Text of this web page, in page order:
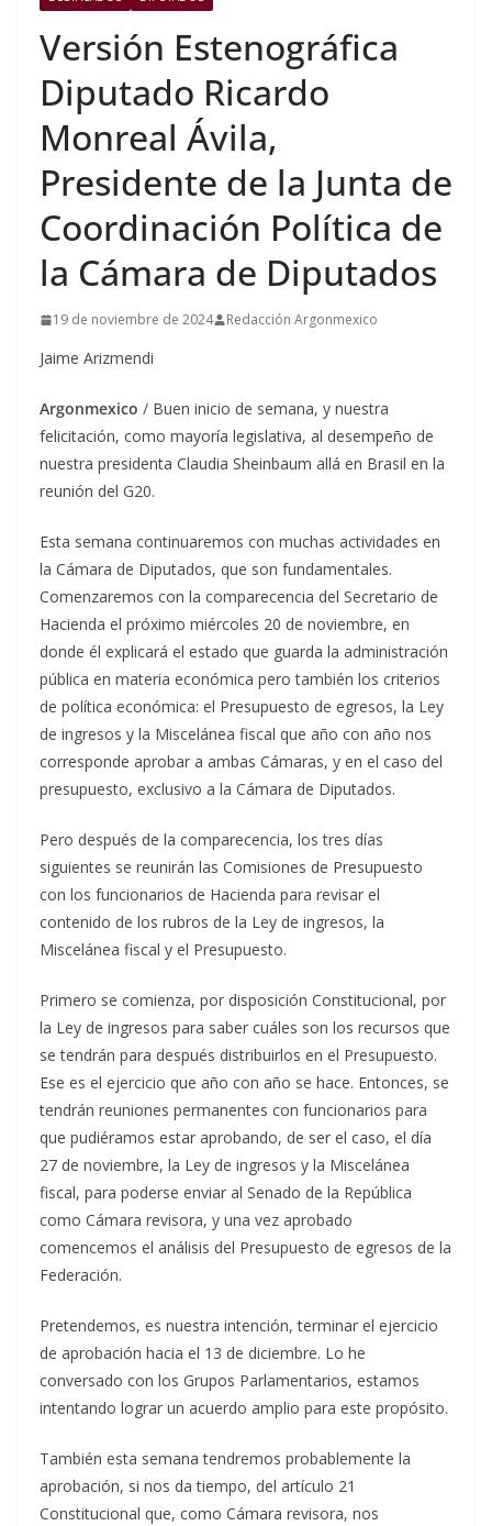
Versión Estenográfica
Diputado Ricardo
Monreal Ávila,
Presidente de la Junta de
Coordinación Política de
la Cámara de Diputados
19 de noviembre de 2024 Redacción Argonmexico
Jaime Arizmendi
Argonmexico / Buen inicio de semana, y nuestra
felicitación, como mayoría legislativa, al desempeño de
nuestra presidenta Claudia Sheinbaum allá en Brasil en la
reunión del G20.
Esta semana continuaremos con muchas actividades en
la Cámara de Diputados, que son fundamentales.
Comenzaremos con la comparecencia del Secretario de
Hacienda el próximo miércoles 20 de noviembre, en
donde él explicará el estado que guarda la administración
pública en materia económica pero también los criterios
de política económica: el Presupuesto de egresos, la Ley
de ingresos y la Miscelánea fiscal que año con año nos
corresponde aprobar a ambas Cámaras, y en el caso del
presupuesto, exclusivo a la Cámara de Diputados.
Pero después de la comparecencia, los tres días
siguientes se reunirán las Comisiones de Presupuesto
con los funcionarios de Hacienda para revisar el
contenido de los rubros de la Ley de ingresos, la
Miscelánea fiscal y el Presupuesto.
Primero se comienza, por disposición Constitucional, por
la Ley de ingresos para saber cuáles son los recursos que
se tendrán para después distribuirlos en el Presupuesto.
Ese es el ejercicio que año con año se hace. Entonces, se
tendrán reuniones permanentes con funcionarios para
que pudiéramos estar aprobando, de ser el caso, el día
27 de noviembre, la Ley de ingresos y la Miscelánea
fiscal, para poderse enviar al Senado de la República
como Cámara revisora, y una vez aprobado
comencemos el análisis del Presupuesto de egresos de la
Federación.
Pretendemos, es nuestra intención, terminar el ejercicio
de aprobación hacia el 13 de diciembre. Lo he
conversado con los Grupos Parlamentarios, estamos
intentando lograr un acuerdo amplio para este propósito.
También esta semana tendremos probablemente la
aprobación, si nos da tiempo, del artículo 21
Constitucional que, como Cámara revisora, nos